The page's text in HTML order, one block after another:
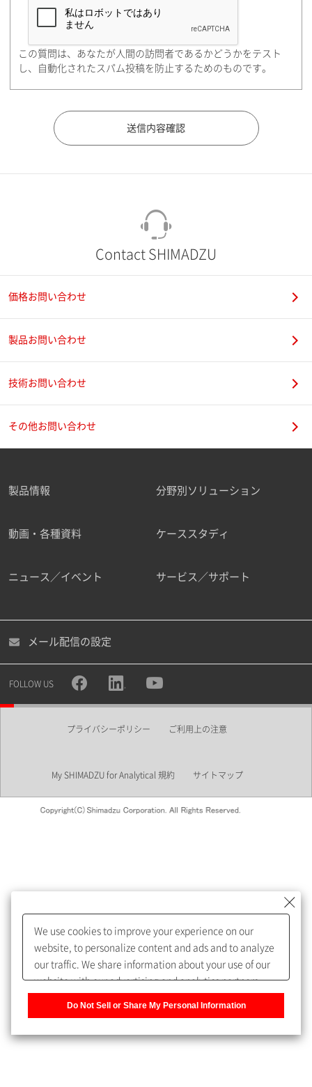
住所検索
都道府県（勤務先）
ご勤務先
職種
めします。
My SHIMADZU for Analyticalへ登録いただくと、技術情報や
取扱説明書・Webinarなどの閲覧ができます。
うになります。
この質問は、あなたが人間の訪問者であるかどうかをテスト
し、自動化されたスパム投稿を防止するためのものです。
Contact SHIMADZU
価格お問い合わせ
製品お問い合わせ
技術お問い合わせ
その他お問い合わせ
製品情報 分野別ソリューション
動画・各種資料 ケーススタディ
ニュース／イベント サービス／サポート
メール配信の設定
FOLLOW US
プライバシーポリシー ご利用上の注意
My SHIMADZU for Analytical 規約 サイトマップ
We use cookies to improve your experience on our
website, to personalize content and ads and to analyze
our traffic. We share information about your use of our
website with our advertising and analytics partners,
Do Not Sell or Share My Personal Information